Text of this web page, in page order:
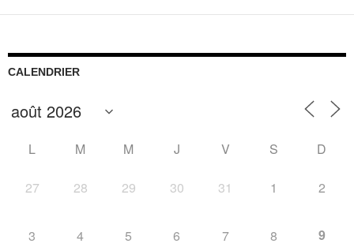
CALENDRIER
L M M J V S D
27 28 29 30 31 1 2
3 4 5 6 7 8 9